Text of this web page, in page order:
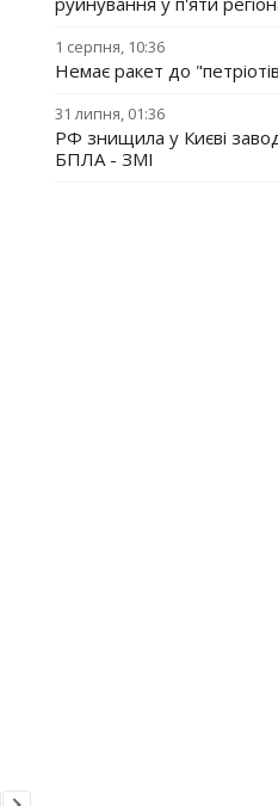
1 серпня, 10:36
Немає ракет до
31 липня, 01:36
РФ знищила у Києві
БПЛА - ЗМІ